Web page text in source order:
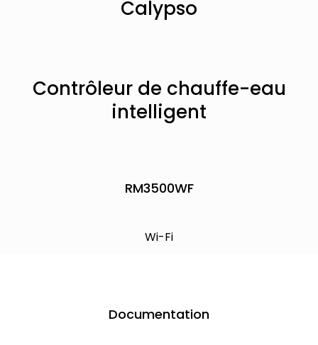
Calypso
Contrôleur de chauffe-eau
intelligent
RM3500WF
Wi-Fi
Documentation